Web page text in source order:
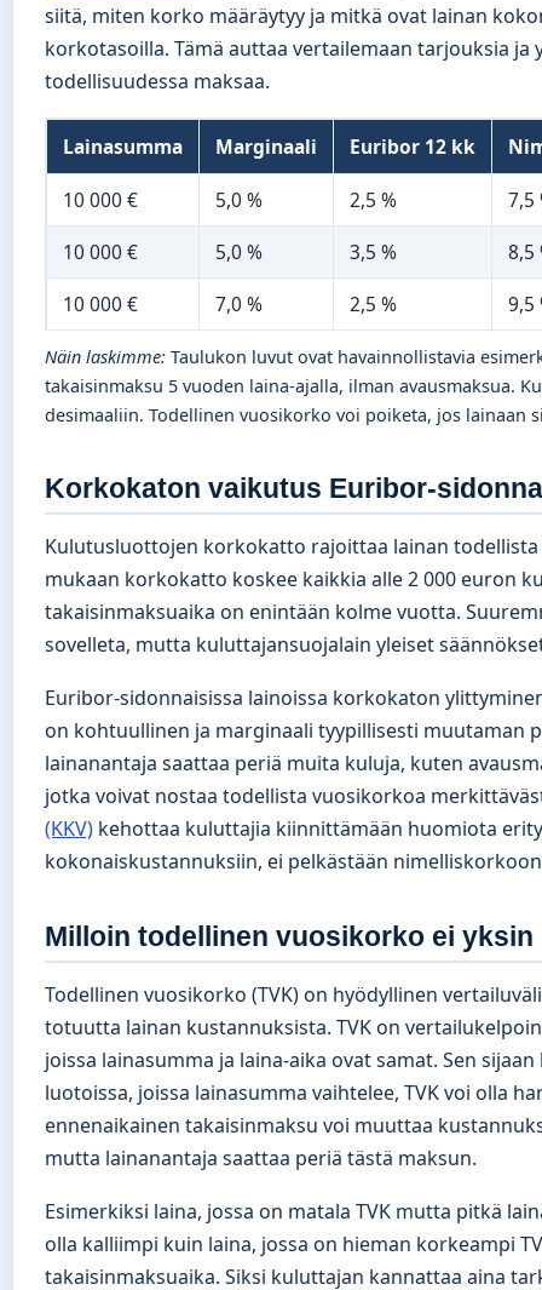
siitä, miten korko määräytyy ja mitkä ovat lainan
korkotasoilla. Tämä auttaa vertailemaan tarjouksia
todellisuudessa maksaa.
Lainasumma Marginaali Euribor 12 kk
10 000 €
5,0 % 2,5 %
7,5
10 000 €
5,0 % 3,5 %
8,5
10 000 €
7,0 % 2,5 % 9,5
Näin laskimme: Taulukon luvut ovat havainnollistavia
takaisinmaksu 5 vuoden laina-ajalla, ilman avausmaksua.
desimaaliin. Todellinen vuosikorko voi poiketa, jos lainaan
Korkokaton vaikutus Euribor-
Kulutusluottojen korkokatto rajoittaa lainan
mukaan korkokatto koskee kaikkia alle 2 000 euron
takaisinmaksuaika on enintään kolme vuotta.
sovelleta, mutta kuluttajansuojalain yleiset
Euribor-sidonnaisissa lainoissa korkokaton
on kohtuullinen ja marginaali tyypillisesti muutaman
lainanantaja saattaa periä muita kuluja, kuten
jotka voivat nostaa todellista vuosikorkoa
(KKV) kehottaa kuluttajia kiinnittämään huomiota
kokonaiskustannuksiin, ei pelkästään
Milloin todellinen vuosikorko ei yksin
Todellinen vuosikorko (TVK) on hyödyllinen
totuutta lainan kustannuksista. TVK on
joissa lainasumma ja laina-aika ovat samat. Sen
luotoissa, joissa lainasumma vaihtelee, TVK voi olla
ennenaikainen takaisinmaksu voi muuttaa
mutta lainanantaja saattaa periä tästä maksun.
Esimerkiksi laina, jossa on matala TVK mutta pitkä
olla kalliimpi kuin laina, jossa on hieman korkeampi
takaisinmaksuaika. Siksi kuluttajan kannattaa aina